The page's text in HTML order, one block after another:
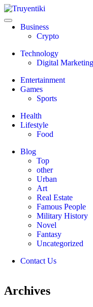
Skip
to
contentBusiness
Crypto
Technology
Digital Marketing
Entertainment
Games
Sports
Health
Lifestyle
Food
Blog
Top
other
Urban
Art
Real Estate
Famous People
Military History
Novel
Fantasy
Uncategorized
Contact Us
Archives